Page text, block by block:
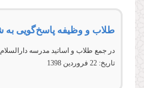
طلاب و وظیفه‌ پاسخ‌گویی به
در جمع طلاب و اساتید مدرسه
تاریخ: 22 فروردين 1398